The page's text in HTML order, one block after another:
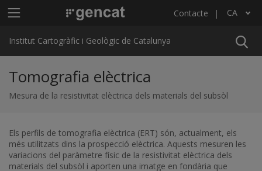
Menú principal ICGC Contacte CA
Llista les accions addicionals
Institut Cartogràfic i Geològic de Catalunya
Tomografia elèctrica
Mesura de la resistivitat elèctrica dels materials del subsòl
Els perfils de tomografia elèctrica (ERT) són, actualment, els
més utilitzats dins la prospecció elèctrica. Aquests mesuren les
variacions del paràmetre físic de la resistivitat elèctrica dels
materials del subsòl i aporten una imatge en fondària que